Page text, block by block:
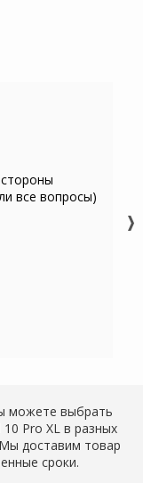
все вопросы)
можете выбрать
Pro XL в разных
доставим товар
сроки.